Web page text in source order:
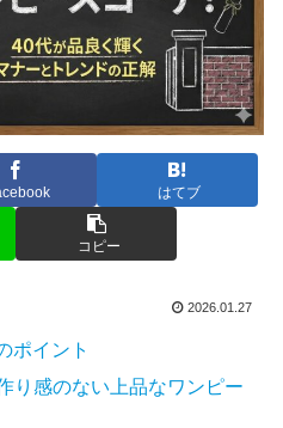
はてブ
コピー
2026.01.27
ポイント
り感のない上品なワンピー